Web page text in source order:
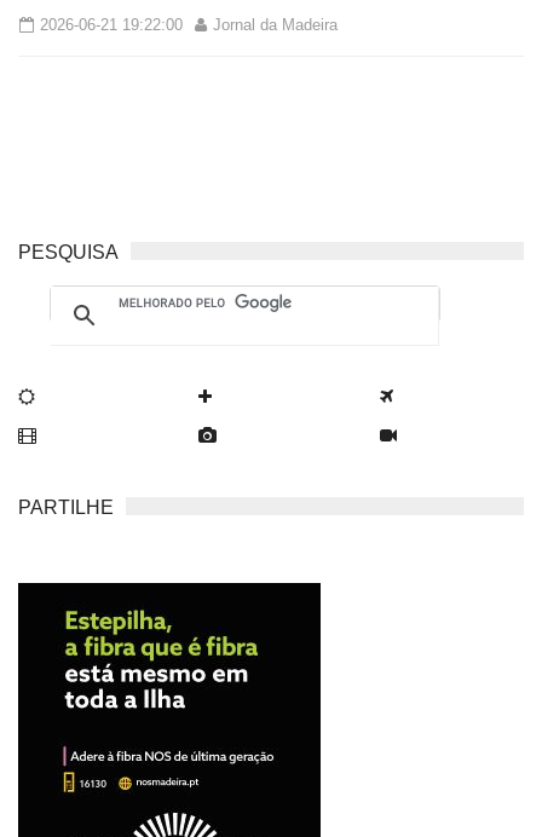
2026-06-21 19:22:00 Jornal da Madeira
PESQUISA
PARTILHE